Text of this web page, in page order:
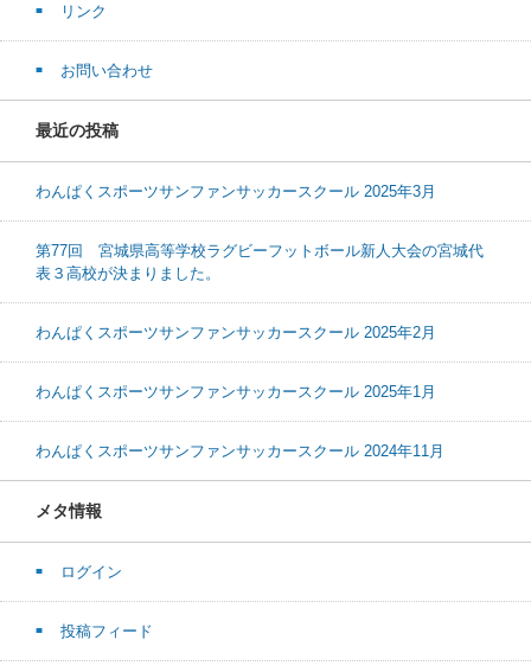
リンク
お問い合わせ
最近の投稿
わんぱくスポーツサンファンサッカースクール 2025年3月
第77回 宮城県高等学校ラグビーフットボール新人大会の宮城代
表３高校が決まりました。
わんぱくスポーツサンファンサッカースクール 2025年2月
わんぱくスポーツサンファンサッカースクール 2025年1月
わんぱくスポーツサンファンサッカースクール 2024年11月
メタ情報
ログイン
投稿フィード